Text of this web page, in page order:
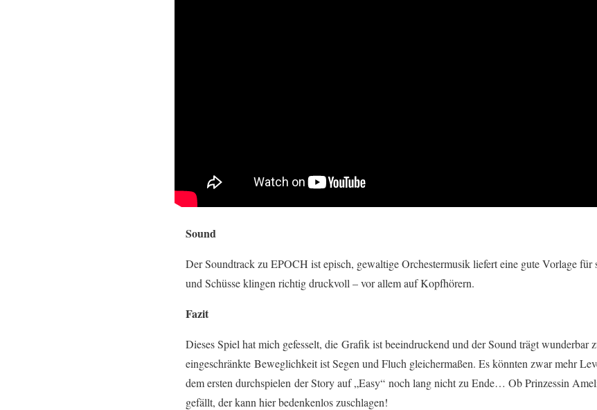
Sound
Der Soundtrack zu EPOCH ist episch, gewaltige Orchestermusik liefert eine gute Vorlage für
und Schüsse klingen richtig druckvoll – vor allem auf Kopfhörern.
Fazit
Dieses Spiel hat mich gefesselt, die Grafik ist beeindruckend und der Sound trägt wunderbar
eingeschränkte Beweglichkeit ist Segen und Fluch gleichermaßen. Es könnten zwar mehr
dem ersten durchspielen der Story auf „Easy“ noch lang nicht zu Ende… Ob Prinzessin
gefällt, der kann hier bedenkenlos zuschlagen!